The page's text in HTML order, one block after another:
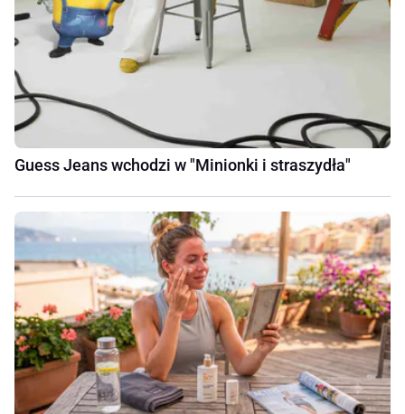
Guess Jeans wchodzi w "Minionki i straszydła"